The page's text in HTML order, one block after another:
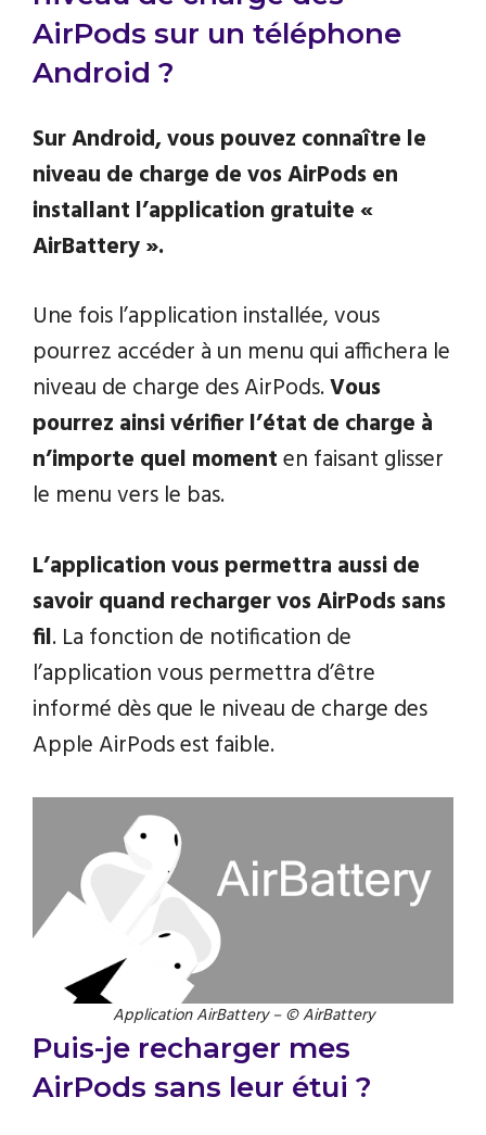
AirPods sur un téléphone
Android ?
Sur Android, vous pouvez connaître le
niveau de charge de vos AirPods en
installant l’application gratuite «
AirBattery ».
Une fois l’application installée, vous
pourrez accéder à un menu qui affichera le
niveau de charge des AirPods.Vous
pourrez ainsi vérifier l’état de charge à
n’importe quel momenten faisant glisser
le menu vers le bas.
L’application vous permettra aussi de
savoir quand recharger vos AirPods sans
fil. La fonction de notification de
l’application vous permettra d’être
informé dès que le niveau de charge des
Apple AirPods est faible.
Application AirBattery – © AirBattery
Puis-je recharger mes
AirPods sans leur étui ?